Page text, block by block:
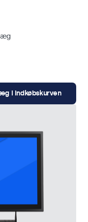
i indkøbskurven